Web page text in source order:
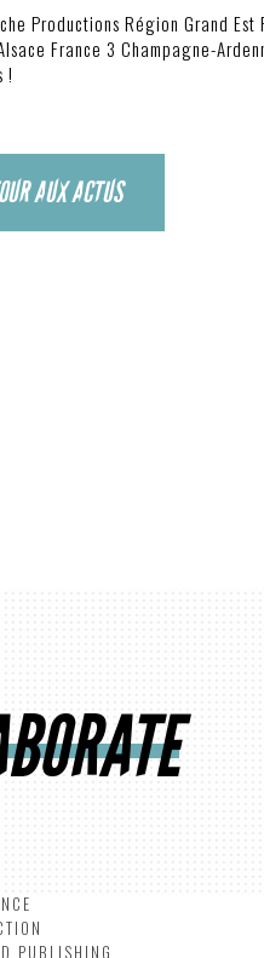
Productions Région Grand Est
France 3 Champagne-
!
AUX ACTUS
PUBLISHING